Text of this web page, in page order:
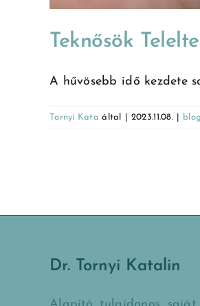
Teknősök
A hűvösebb idő kezdete
Tornyi Kata által 2023.11.08. blog
Dr. Tornyi Katalin